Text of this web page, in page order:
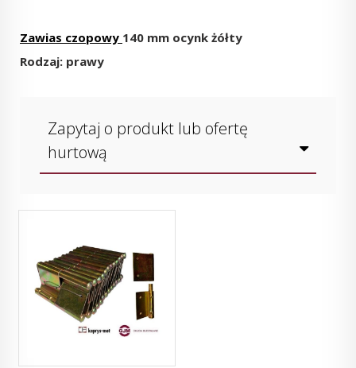
Zawias czopowy 140 mm ocynk żółty
Rodzaj: prawy
Zapytaj o produkt lub ofertę
hurtową